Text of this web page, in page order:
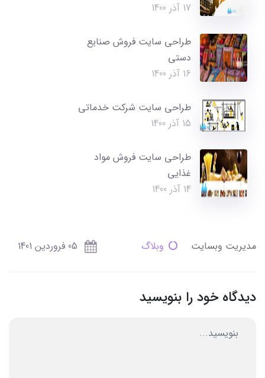
17 آذر 1400
طراحی سایت فروش صنایع
دستی
16 آذر 1400
طراحی سایت شرکت خدماتی
15 آذر 1400
طراحی سایت فروش مواد
غذایی
14 آذر 1400
مدیریت وبسایت وبلاگ 05 فروردین 1401
دیدگاه خود را بنویسید